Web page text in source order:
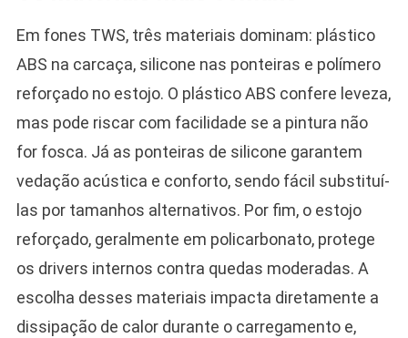
Em fones TWS, três materiais dominam: plástico
ABS na carcaça, silicone nas ponteiras e polímero
reforçado no estojo. O plástico ABS confere leveza,
mas pode riscar com facilidade se a pintura não
for fosca. Já as ponteiras de silicone garantem
vedação acústica e conforto, sendo fácil substituí-
las por tamanhos alternativos. Por fim, o estojo
reforçado, geralmente em policarbonato, protege
os drivers internos contra quedas moderadas. A
escolha desses materiais impacta diretamente a
dissipação de calor durante o carregamento e,